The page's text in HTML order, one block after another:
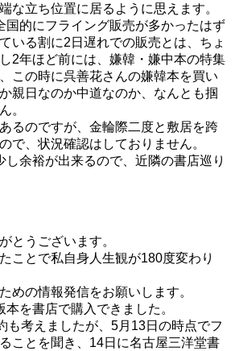
な立ち位置に居るように思えます。
的にフライング販売が多かったはず
いる割に2日遅れでの販売とは、ちょ
2年ほど前には、嫌韓・嫌中本の特集
この時に呉善花さんの嫌韓本を買い
親日なのか中道なのか、なんとも掴
。
るのですが、金輪際二度と敷居を跨
で、状況確認はしておりません。
し余裕が出来るので、近隣の書店巡り
とうございます。
ことで私自身人生観が180度変わり
めの情報発信をお願いします。
を書店で購入できました。
考えましたが、5月13日の時点でフ
ことを聞き、14日に名古屋三洋堂書